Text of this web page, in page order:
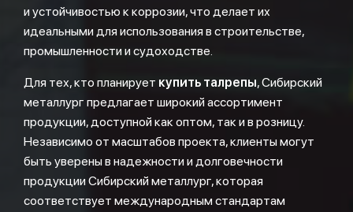
и устойчивостью к коррозии, что делает их
идеальными для использования в строительстве,
промышленности и судоходстве.
Для тех, кто планирует купить талрепы, Сибирский
металлург предлагает широкий ассортимент
продукции, доступной как оптом, так и в розницу.
Независимо от масштабов проекта, клиенты могут
быть уверены в надежности и долговечности
продукции Сибирский металлург, которая
соответствует международным стандартам